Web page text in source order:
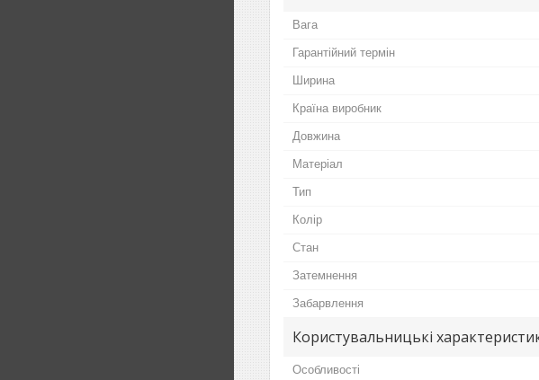
Вага
Гарантійний термін
Ширина
Країна виробник
Довжина
Матеріал
Тип
Колір
Стан
Затемнення
Забарвлення
Користувальницькі
Особливості